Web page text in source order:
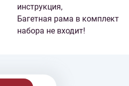
инструкция,
Багетная рама в комплект
набора не входит!